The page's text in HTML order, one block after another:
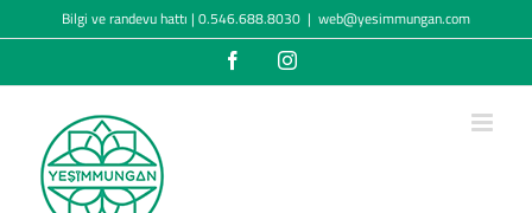
to
Bilgi ve randevu hattı | 0.546.688.8030 | web@yesimmungan.com
FacebookInstagram